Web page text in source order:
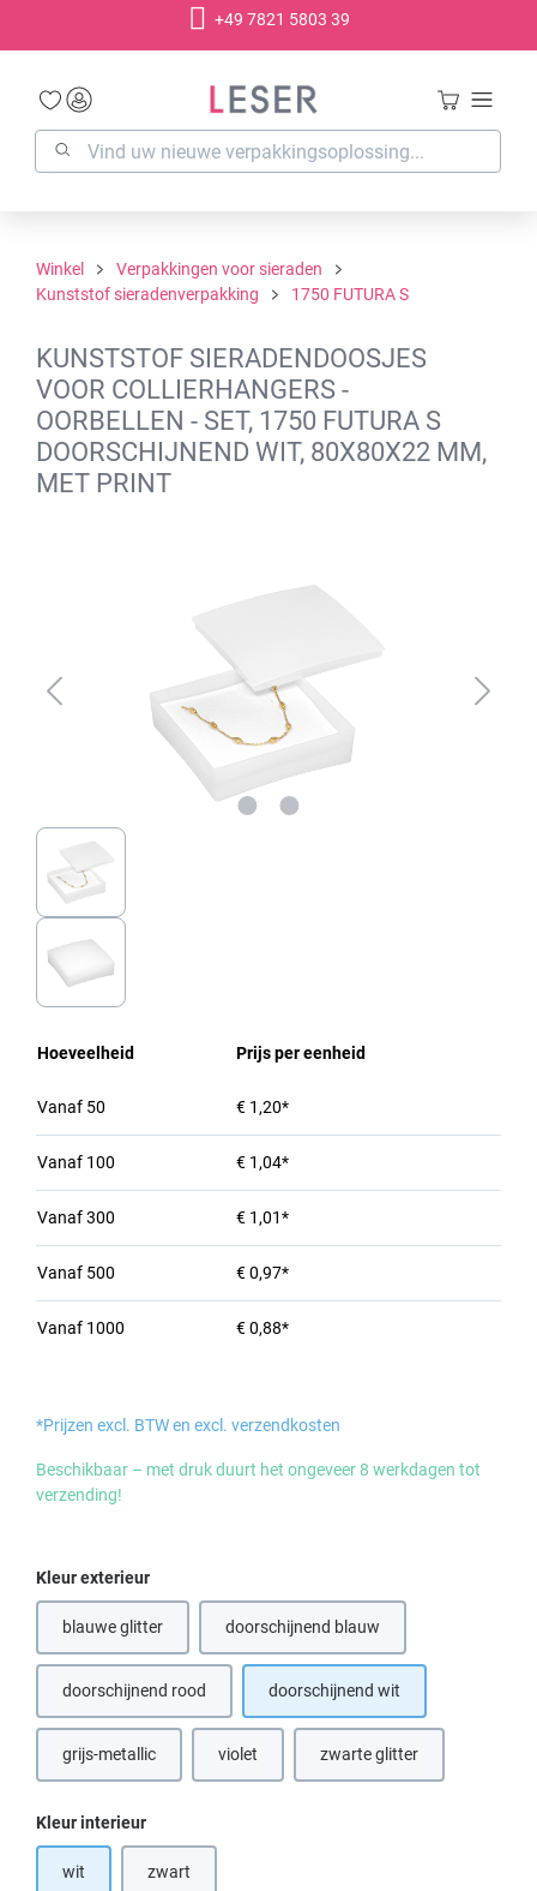
+49 7821 5803 39
Winkel
Verpakkingen voor sieraden
Kunststof sieradenverpakking
1750 FUTURA S
KUNSTSTOF SIERADENDOOSJES
VOOR COLLIERHANGERS -
OORBELLEN - SET, 1750 FUTURA S
DOORSCHIJNEND WIT, 80X80X22 MM,
MET PRINT
Hoeveelheid Prijs per eenheid
Vanaf 50 € 1,20*
Vanaf 100 € 1,04*
Vanaf300 € 1,01*
Vanaf 500 € 0,97*
Vanaf 1000 € 0,88*
*Prijzen excl. BTW en excl. verzendkosten
Beschikbaar – met druk duurt het ongeveer 8 werkdagen tot
verzending!
Selecteer
Kleur exterieur
blauwe glitter doorschijnend blauw
doorschijnend rood doorschijnend wit
grijs-metallic(Deze optie is momenteel niet beschikbaar.)
violet zwarte glitter(Deze optie is momenteel
Selecteer
Kleur interieur
wit zwart(Deze optie is momenteel niet beschikbaar.)